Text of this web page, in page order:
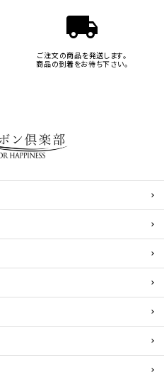
local_shipping
ご注文の商品を発送します。
商品の到着をお待ち下さい。